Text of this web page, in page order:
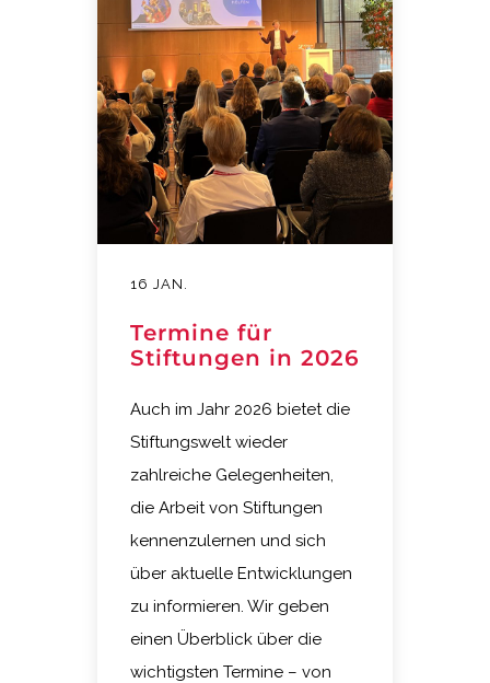
16 JAN.
Termine für
Stiftungen in 2026
Auch im Jahr 2026 bietet die
Stiftungswelt wieder
zahlreiche Gelegenheiten,
die Arbeit von Stiftungen
kennenzulernen und sich
über aktuelle Entwicklungen
zu informieren. Wir geben
einen Überblick über die
wichtigsten Termine – von